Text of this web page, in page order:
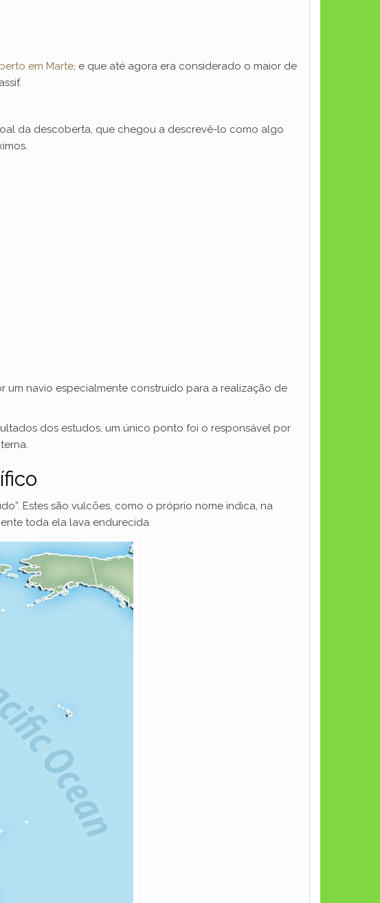
em Marte, e que até agora era considerado o maior de
da descoberta, que chegou a descrevê-lo como algo
um navio especialmente construído para a realização de
dos estudos, um único ponto foi o responsável por
Estes são vulcões, como o próprio nome indica, na
toda ela lava endurecida.